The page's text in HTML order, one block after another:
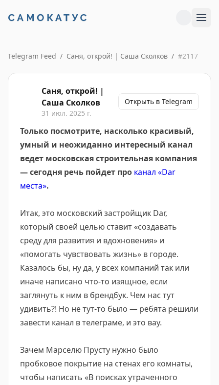
Telegram Feed / Саня, открой! | Саша Сколков / #2117
Саня, открой! |
Саша Сколков
31 июл. 2025 г.
Открыть в Telegram
Только посмотрите, насколько красивый,
умный и неожиданно интересный канал
ведет московская строительная компания
— сегодня речь пойдет про канал «Dar
места».
Итак, это московский застройщик Dar,
который своей целью ставит «создавать
среду для развития и вдохновения» и
«помогать чувствовать жизнь» в городе.
Казалось бы, ну да, у всех компаний так или
иначе написано что-то изящное, если
заглянуть к ним в брендбук. Чем нас тут
удивить?! Но не тут-то было — ребята решили
завести канал в телеграме, и это вау.
Зачем Марселю Прусту нужно было
пробковое покрытие на стенах его комнаты,
чтобы написать «В поисках утраченного